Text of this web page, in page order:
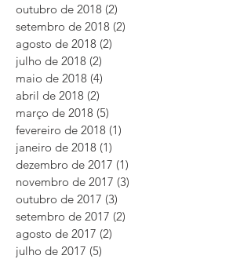
outubro de 2018 (2)
setembro de 2018 (2)
agosto de 2018 (2)
julho de 2018 (2)
maio de 2018 (4)
abril de 2018 (2)
março de 2018 (5)
fevereiro de 2018 (1)
janeiro de 2018 (1)
dezembro de 2017 (1)
novembro de 2017 (3)
outubro de 2017 (3)
setembro de 2017 (2)
agosto de 2017 (2)
julho de 2017 (5)